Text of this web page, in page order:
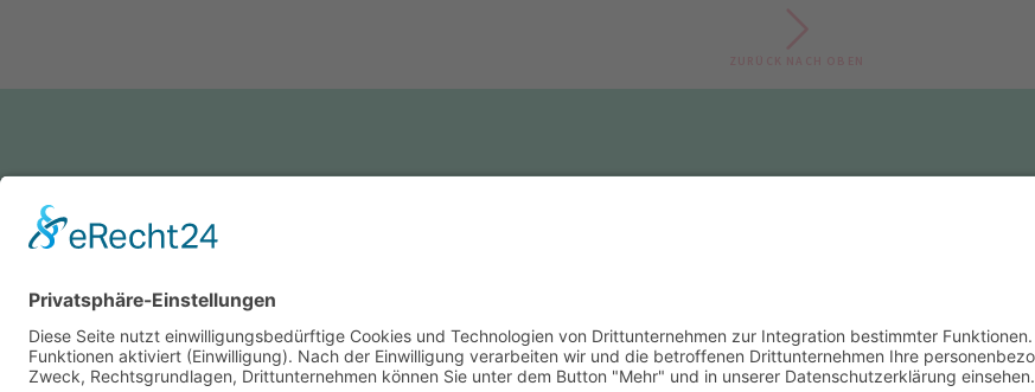
2024: Anna Scheuenstuhl |Design by Julia Weinberger